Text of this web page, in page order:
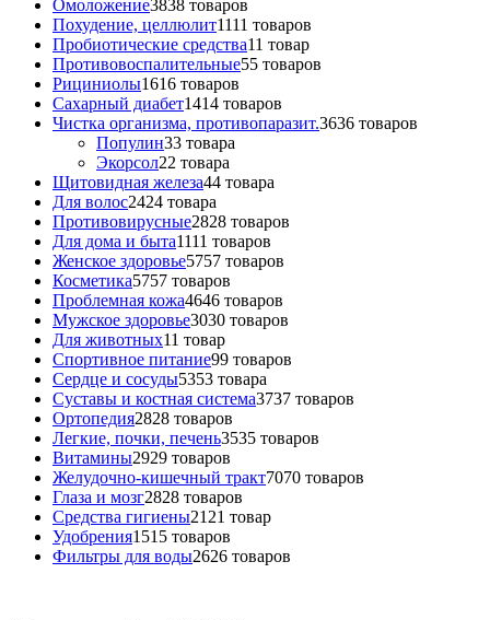
Омоложение3838 товаров
Похудение, целлюлит1111 товаров
Пробиотические средства11 товар
Противовоспалительные55 товаров
Рициниолы1616 товаров
Сахарный диабет1414 товаров
Чистка организма, противопаразит.3636 товаров
Популин33 товара
Экорсол22 товара
Щитовидная железа44 товара
Для волос2424 товара
Противовирусные2828 товаров
Для дома и быта1111 товаров
Женское здоровье5757 товаров
Косметика5757 товаров
Проблемная кожа4646 товаров
Мужское здоровье3030 товаров
Для животных11 товар
Спортивное питание99 товаров
Сердце и сосуды5353 товара
Суставы и костная система3737 товаров
Ортопедия2828 товаров
Легкие, почки, печень3535 товаров
Витамины2929 товаров
Желудочно-кишечный тракт7070 товаров
Глаза и мозг2828 товаров
Средства гигиены2121 товар
Удобрения1515 товаров
Фильтры для воды2626 товаров